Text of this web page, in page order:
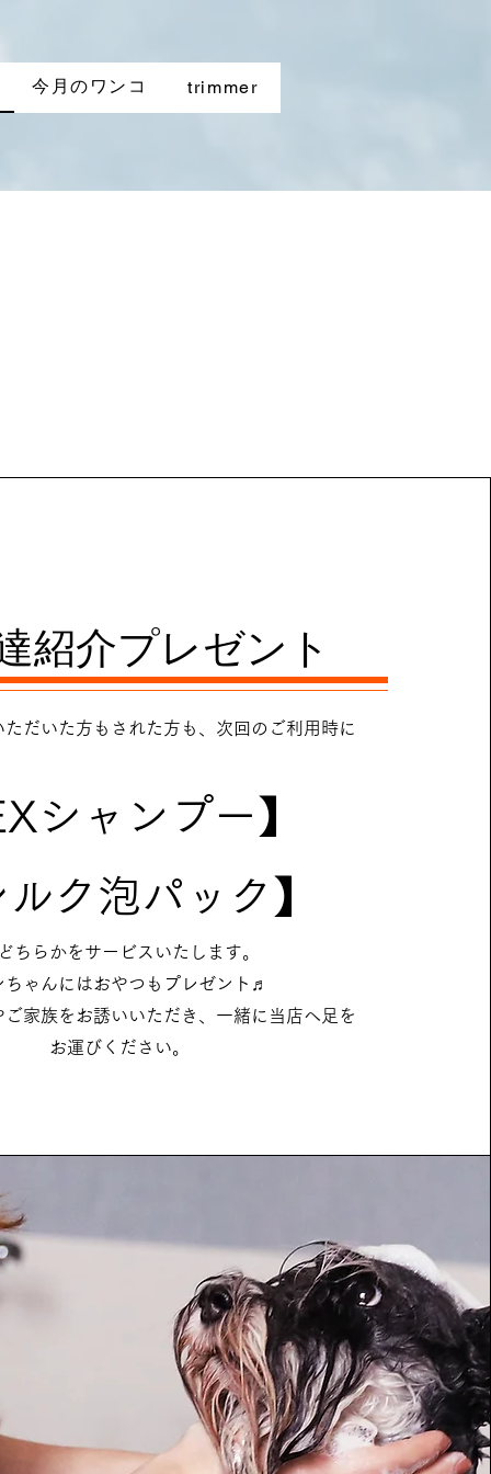
今月のワンコ trimmer
紹介プレゼント
だいた方もされた方も、次回のご利用時に
シャンプー】
ク泡パック】
ちらかをサービスいたします。
ちゃんにはおやつもプレゼント♬
家族をお誘いいただき、一緒に当店へ足を
お運びください。